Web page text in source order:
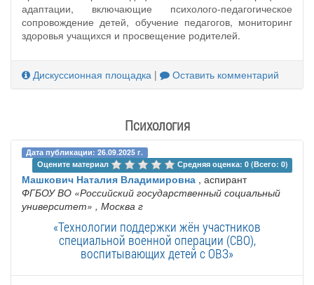
адаптации, включающие психолого-педагогическое
сопровождение детей, обучение педагогов, мониторинг
здоровья учащихся и просвещение родителей.
Дискуссионная площадка | Оставить комментарий
Психология
Дата публикации: 26.09.2025 г.
Оцените материал
Средняя оценка: 0 (Всего: 0)
Машкович Наталия Владимировна , аспирант
ФГБОУ ВО «Российский государственный социальный
университет» , Москва г
«Технологии поддержки жён участников
специальной военной операции (СВО),
воспитывающих детей с ОВЗ»